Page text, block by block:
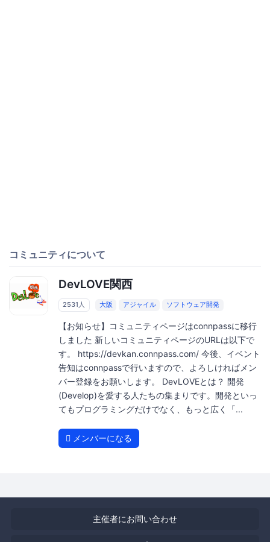
コミュニティについて
DevLOVE関西
2531人 大阪 アジャイル ソフトウェア開発
【お知らせ】コミュニティページはconnpassに移行
しました 新しいコミュニティページのURLは以下で
す。 https://devkan.connpass.com/ 今後、イベント
告知はconnpassで行いますので、よろしければメン
バー登録をお願いします。 DevLOVEとは？ 開発
(Develop)を愛する人たちの集まりです。開発といっ
てもプログラミングだけでなく、もっと広く「...
メンバーになる
主催者にお問い合わせ